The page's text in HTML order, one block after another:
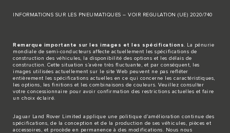
INFORMATIONS SUR LES PNEUMATIQUES – VOIR REGULATION (UE) 2020/740
Remarque importante sur les images et les spécifications. La pénurie
mondiale de semi-conducteurs affecte actuellement les spécifications de
construction des véhicules, la disponibilité des options et les délais de
construction. Cette situation s’avère très fluctuante, et par conséquent, les
images utilisées actuellement sur le site Web peuvent ne pas refléter
entièrement les spécifications actuelles en ce qui concerne les caractéristiques,
les options, les finitions et les combinaisons de couleurs. Veuillez consulter
votre concessionnaire pour avoir confirmation des restrictions actuelles et faire
un choix éclairé.
Jaguar Land Rover Limited applique une politique d’amélioration continue des
spécifications, de la conception et de la production de ses véhicules, pièces et
accessoires, et procède en permanence à des modifications. Nous nous